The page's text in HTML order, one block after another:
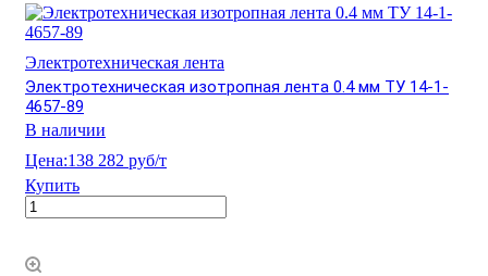
Электротехническая лента
Электротехническая изотропная лента 0.4 мм ТУ 14-1-
4657-89
В наличии
Цена:138 282 руб/т
Купить